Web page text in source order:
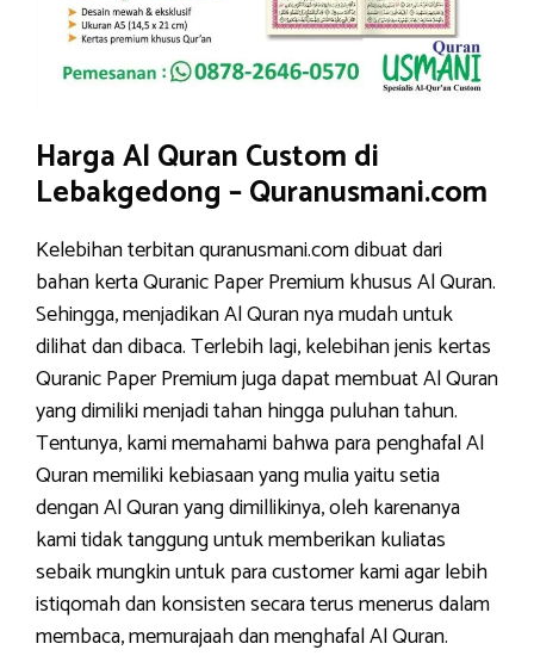
Harga Al Quran Custom di
Lebakgedong – Quranusmani.com
Kelebihan terbitan quranusmani.com dibuat dari
bahan kerta Quranic Paper Premium khusus Al Quran.
Sehingga, menjadikan Al Quran nya mudah untuk
dilihat dan dibaca. Terlebih lagi, kelebihan jenis kertas
Quranic Paper Premium juga dapat membuat Al Quran
yang dimiliki menjadi tahan hingga puluhan tahun.
Tentunya, kami memahami bahwa para penghafal Al
Quran memiliki kebiasaan yang mulia yaitu setia
dengan Al Quran yang dimillikinya, oleh karenanya
kami tidak tanggung untuk memberikan kuliatas
sebaik mungkin untuk para customer kami agar lebih
istiqomah dan konsisten secara terus menerus dalam
membaca, memurajaah dan menghafal Al Quran.